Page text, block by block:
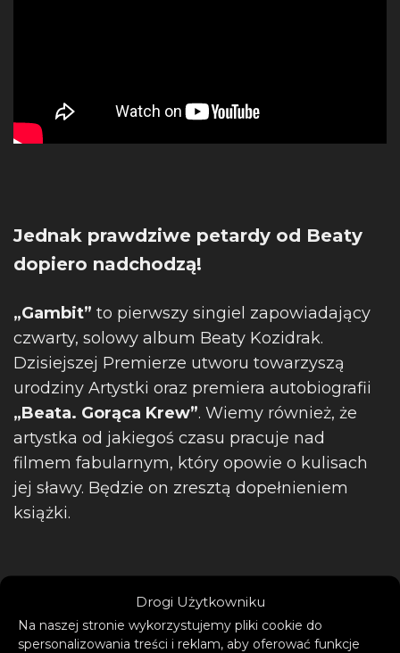
Drogi Użytkowniku
Na naszej stronie wykorzystujemy pliki cookie do
spersonalizowania treści i reklam, aby oferować funkcje
Jednak prawdziwe petardy od Beaty
dopiero nadchodzą!
„Gambit” to pierwszy singiel zapowiadający
czwarty, solowy album Beaty Kozidrak.
Dzisiejszej Premierze utworu towarzyszą
urodziny Artystki oraz premiera autobiografii
„Beata. Gorąca Krew”. Wiemy również, że
artystka od jakiegoś czasu pracuje nad
filmem fabularnym, który opowie o kulisach
jej sławy. Będzie on zresztą dopełnieniem
książki.